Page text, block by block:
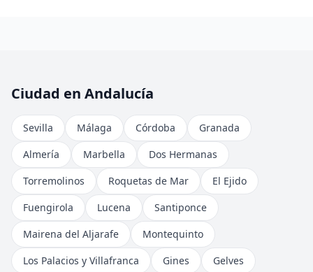
Ciudad en Andalucía
Sevilla Málaga Córdoba
Granada
Almería
Marbella
Dos Hermanas
Torremolinos
Roquetas de Mar
El Ejido
Fuengirola
Lucena
Santiponce
Mairena del Aljarafe
Montequinto
Los Palacios y Villafranca
Gines
Gelves